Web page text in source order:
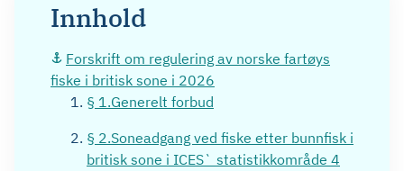
Innhold
Forskrift om regulering av norske fartøys
fiske i britisk sone i 2026
§ 1.Generelt forbud
§ 2.Soneadgang ved fiske etter bunnfisk i
britisk sone i ICES` statistikkområde 4